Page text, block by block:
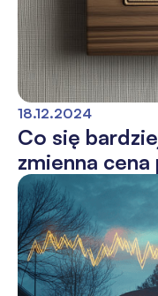
18.12.2024
Co się
zmienna cena